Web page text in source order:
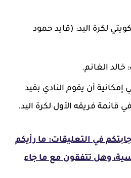
لكرة اليد: (قايد حمود
الغانم.
إمكانية أن يقوم النادي بقيد
قائمة فريقه الأول لكرة اليد.
في التعليقات: ما رأيكم
وهل تتفقون مع ما جاء